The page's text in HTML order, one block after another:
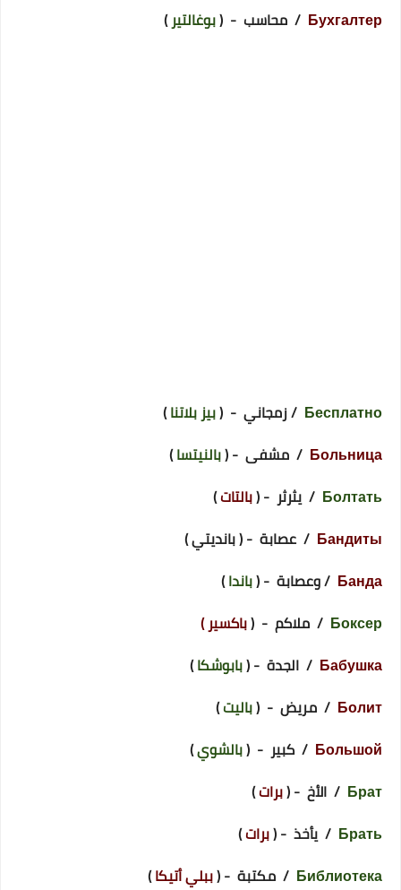
Бухгалтер / محاسب - (بوغالتير)
Бесплатно / زمجاني - (بيز بلاتنا)
Больница / مشفى - (بالنيتسا)
Болтать / يثرثر - (بالتات)
Бандиты / عصابة - ( بانديتي )
Банда / وعصابة - (باندا)
Боксер / ملاكم - (باكسير )
Бабушка / الجدة - (بابوشكا)
Болит / مريض - (باليت)
Большой / كبير - (بالشوي)
Брат / الأخ - (برات)
Брать / يأخذ - (برات)
Библиотека / مكتبة - (ببلي أتيكا)